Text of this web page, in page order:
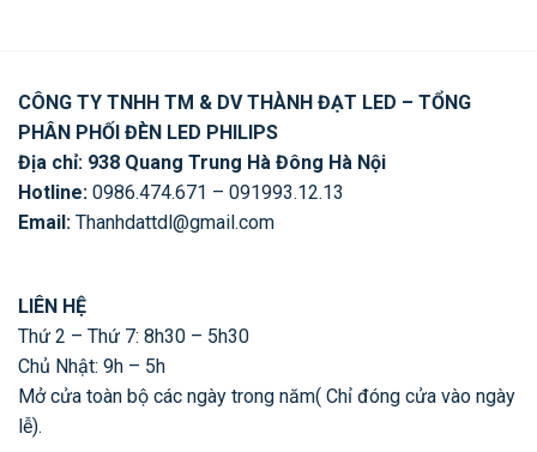
CÔNG TY TNHH TM & DV THÀNH ĐẠT LED – TỔNG
PHÂN PHỐI ĐÈN LED PHILIPS
Địa chỉ: 938 Quang Trung Hà Đông Hà Nội
Hotline: 0986.474.671 – 091993.12.13
Email: Thanhdattdl@gmail.com
LIÊN HỆ
Thứ 2 – Thứ 7: 8h30 – 5h30
Chủ Nhật: 9h – 5h
Mở cửa toàn bộ các ngày trong năm( Chỉ đóng cửa vào ngày
lễ).